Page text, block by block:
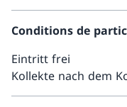
Conditions de
Eintritt frei
Kollekte nach dem